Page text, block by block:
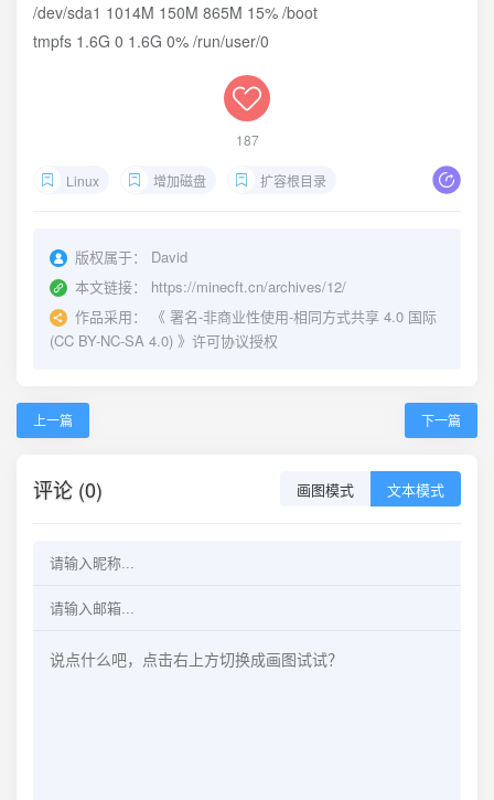
/dev/sda1 1014M 150M 865M 15% /boot
tmpfs 1.6G 0 1.6G 0% /run/user/0
187
Linux 增加磁盘 扩容根目录
版权属于：
David
本文链接：
https://minecft.cn/archives/12/
作品采用：
《 署名-非商业性使用-相同方式共享 4.0 国际
(CC BY-NC-SA 4.0) 》许可协议授权
上一篇 下一篇
评论 (0) 画图模式 文本模式